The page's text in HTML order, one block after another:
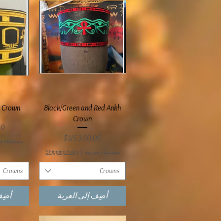
العرض السريع
Black/Green and Red Ankh
Crown
السعر
مستثناة ضريبة |
Shipping Policy
Crowns
أضِف إلى العربة
مستثناة
Crowns